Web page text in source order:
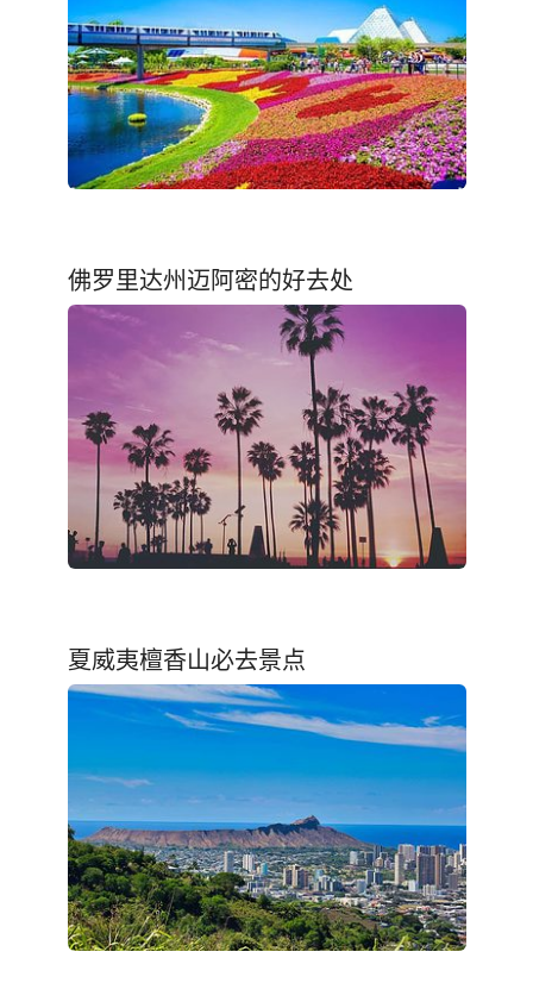
佛罗里达州迈阿密的好去处
夏威夷檀香山必去景点